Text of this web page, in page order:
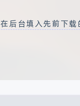
后台填入先前下载